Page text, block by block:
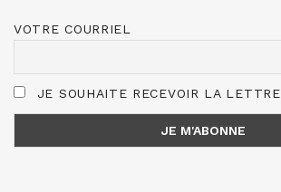
VOTRE COURRIEL
JE SOUHAITE RECEVOIR LA LETTRE